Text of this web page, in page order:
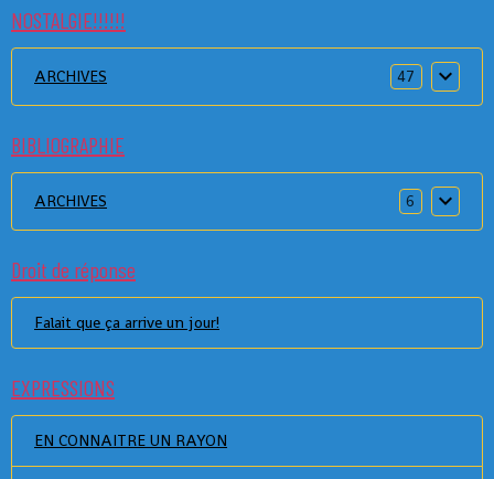
NOSTALGIE!!!!!!
ARCHIVES 47
BIBLIOGRAPHIE
ARCHIVES 6
Droit de réponse
Falait que ça arrive un jour!
EXPRESSIONS
EN CONNAITRE UN RAYON